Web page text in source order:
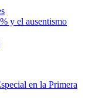
y el ausentismo
en la Primera